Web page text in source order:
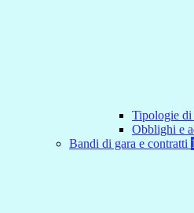
Tipologie
Obblighi e
Bandi di gara e contratti